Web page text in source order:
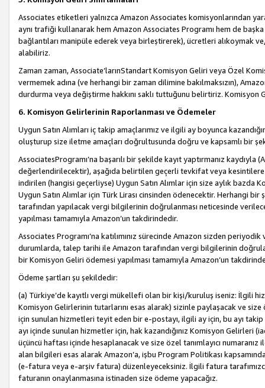
Associates etiketleri yalnızca Amazon Associates komisyonlarından
aynı trafiği kullanarak hem Amazon Associates Programı hem de
bağlantıları manipüle ederek veya birleştirerek), ücretleri alıkoymak
alabiliriz.
Zaman zaman, Associate’larınStandart Komisyon Geliri veya Özel
vermemek adına (ve herhangi bir zaman dilimine bakılmaksızın),
durdurma veya değiştirme hakkını saklı tuttuğunu belirtiriz. Komisyon
6. Komisyon Gelirlerinin Raporlanması ve Ödemeler
Uygun Satın Alımları iç takip amaçlarımız ve ilgili ay boyunca
oluşturup size iletme amaçları doğrultusunda doğru ve kapsamlı bir
AssociatesProgramı’na başarılı bir şekilde kayıt yaptırmanız
değerlendirilecektir), aşağıda belirtilen geçerli tevkifat veya
indirilen (hangisi geçerliyse) Uygun Satın Alımlar için size aylık
Uygun Satın Alımlar için Türk Lirası cinsinden ödenecektir. Herhangi
tarafından yapılacak vergi bilgilerinin doğrulanması neticesinde
yapılması tamamıyla Amazon’un takdirindedir.
Associates Programı’na katılımınız sürecinde Amazon sizden
durumlarda, talep tarihi ile Amazon tarafından vergi bilgilerinin
bir Komisyon Geliri ödemesi yapılması tamamıyla Amazon’un
Ödeme şartları şu şekildedir:
(a) Türkiye’de kayıtlı vergi mükellefi olan bir kişi/kuruluş iseniz: İlgili
Komisyon Gelirlerinin tutarlarını esas alarak) sizinle paylaşacak ve
için sunulan hizmetleri teyit eden bir e-postayı, ilgili ay için, bu ayı
ayı içinde sunulan hizmetler için, hak kazandığınız Komisyon Gelirleri
üçüncü haftası içinde hesaplanacak ve size özel tanımlayıcı
alan bilgileri esas alarak Amazon’a, işbu Program Politikası
(e-fatura veya e-arşiv fatura) düzenleyeceksiniz. İlgili fatura
faturanın onaylanmasına istinaden size ödeme yapacağız.